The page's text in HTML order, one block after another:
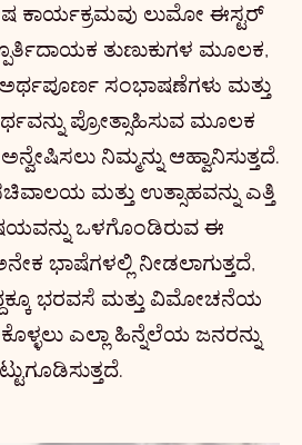
ಕಾರ್ಯಕ್ರಮವು ಲುಮೋ ಈಸ್ಟರ್
ತುಣುಕುಗಳ ಮೂಲಕ,
ಸಂಭಾಷಣೆಗಳು ಮತ್ತು
ಪ್ರೋತ್ಸಾಹಿಸುವ ಮೂಲಕ
ನಿಮ್ಮನ್ನು ಆಹ್ವಾನಿಸುತ್ತದೆ.
ಮತ್ತು ಉತ್ಸಾಹವನ್ನು ಎತ್ತಿ
ಒಳಗೊಂಡಿರುವ ಈ
ಭಾಷೆಗಳಲ್ಲಿ ನೀಡಲಾಗುತ್ತದೆ,
ಭರವಸೆ ಮತ್ತು ವಿಮೋಚನೆಯ
ಎಲ್ಲಾ ಹಿನ್ನೆಲೆಯ ಜನರನ್ನು